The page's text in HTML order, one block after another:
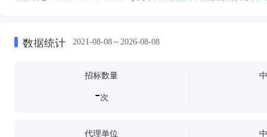
数据统计 2021-08-08～2026-08-08
招标数量
-次
代理单位